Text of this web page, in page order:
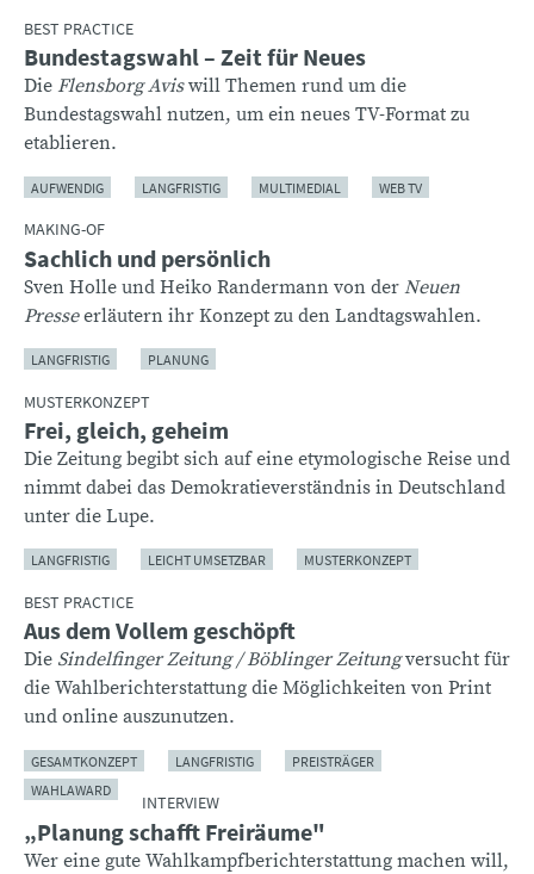
BEST PRACTICE
Bundestagswahl – Zeit für Neues
Die Flensborg Aviswill Themen rund um die
Bundestagswahl nutzen, um ein neues TV-Format zu
etablieren.
AUFWENDIG LANGFRISTIG MULTIMEDIAL WEB TV
MAKING-OF
Sachlich und persönlich
Sven Holle und Heiko Randermann von der Neuen
Presseerläutern ihr Konzept zu den Landtagswahlen.
LANGFRISTIG PLANUNG
MUSTERKONZEPT
Frei, gleich, geheim
Die Zeitung begibt sich auf eine etymologische Reise und
nimmt dabei das Demokratieverständnis in Deutschland
unter die Lupe.
LANGFRISTIG LEICHT UMSETZBAR MUSTERKONZEPT
BEST PRACTICE
Aus dem Vollem geschöpft
Die Sindelfinger Zeitung / Böblinger Zeitungversucht für
die Wahlberichterstattung die Möglichkeiten von Print
und online auszunutzen.
GESAMTKONZEPT LANGFRISTIG
PREISTRÄGER
WAHLAWARD
INTERVIEW
„Planung schafft Freiräume"
Wer eine gute Wahlkampfberichterstattung machen will,